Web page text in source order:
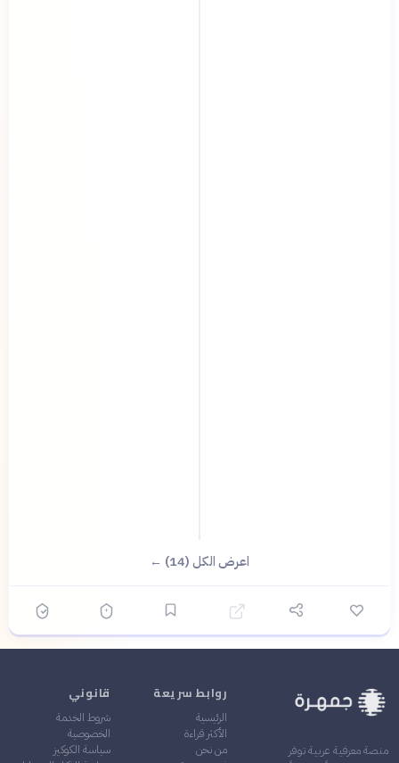
اعرض الكل (14) ←
منصة معرفية عربية توفر
روابط سريعة
الرئيسية
الأكثر قراءة
من نحن
قانوني
شروط الخدمة
الخصوصية
سياسة الكوكيز